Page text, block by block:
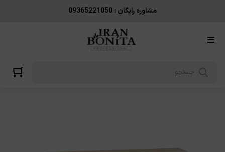
مشاوره رایگان : 09365221050